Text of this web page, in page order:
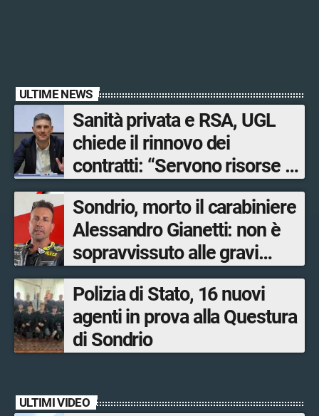
ULTIME NEWS
Sanità privata e RSA, UGL
chiede il rinnovo dei
contratti: “Servono risorse e
salari adeguati”
Sondrio, morto il carabiniere
Alessandro Gianetti: non è
sopravvissuto alle gravi
ustioni
Polizia di Stato, 16 nuovi
agenti in prova alla Questura
di Sondrio
ULTIMI VIDEO